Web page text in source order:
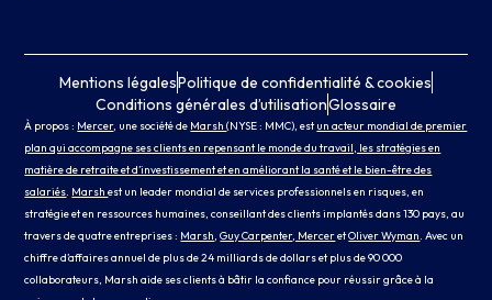
Mentions légalesPolitique de confidentialité & cookies
Conditions générales d’utilisationGlossaire
À propos : Mercer, une société de Marsh(NYSE : MMC), estun acteur mondial de premier
plan qui accompagne ses clients en repensant le monde du travail, les stratégies en
matière de retraite et d’investissement et en améliorant la santé et le bien-être des
salariés. Marshest un leader mondial de services professionnels en risques, en
stratégie et en ressources humaines, conseillant des clients implantés dans 130 pays, au
travers de quatre entreprises : Marsh,Guy Carpenter, MerceretOliver Wyman. Avec un
chiffre d’affaires annuel de plus de 24 milliards de dollars et plus de 90 000
collaborateurs, Marsh aide ses clients à bâtir la confiance pour réussir grâce à la